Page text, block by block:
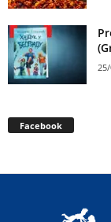
Facebook